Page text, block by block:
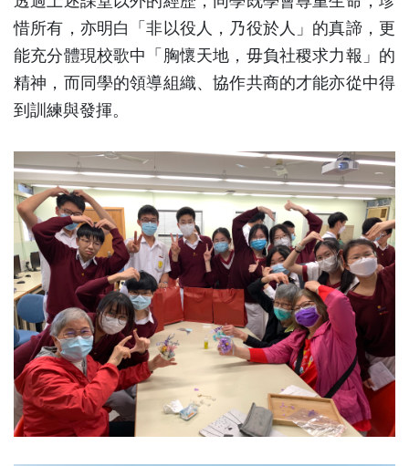
惜所有，亦明白「非以役人，乃役於人」的真諦，更
能充分體現校歌中「胸懷天地，毋負社稷求力報」的
精神，而同學的領導組織、協作共商的才能亦從中得
到訓練與發揮。